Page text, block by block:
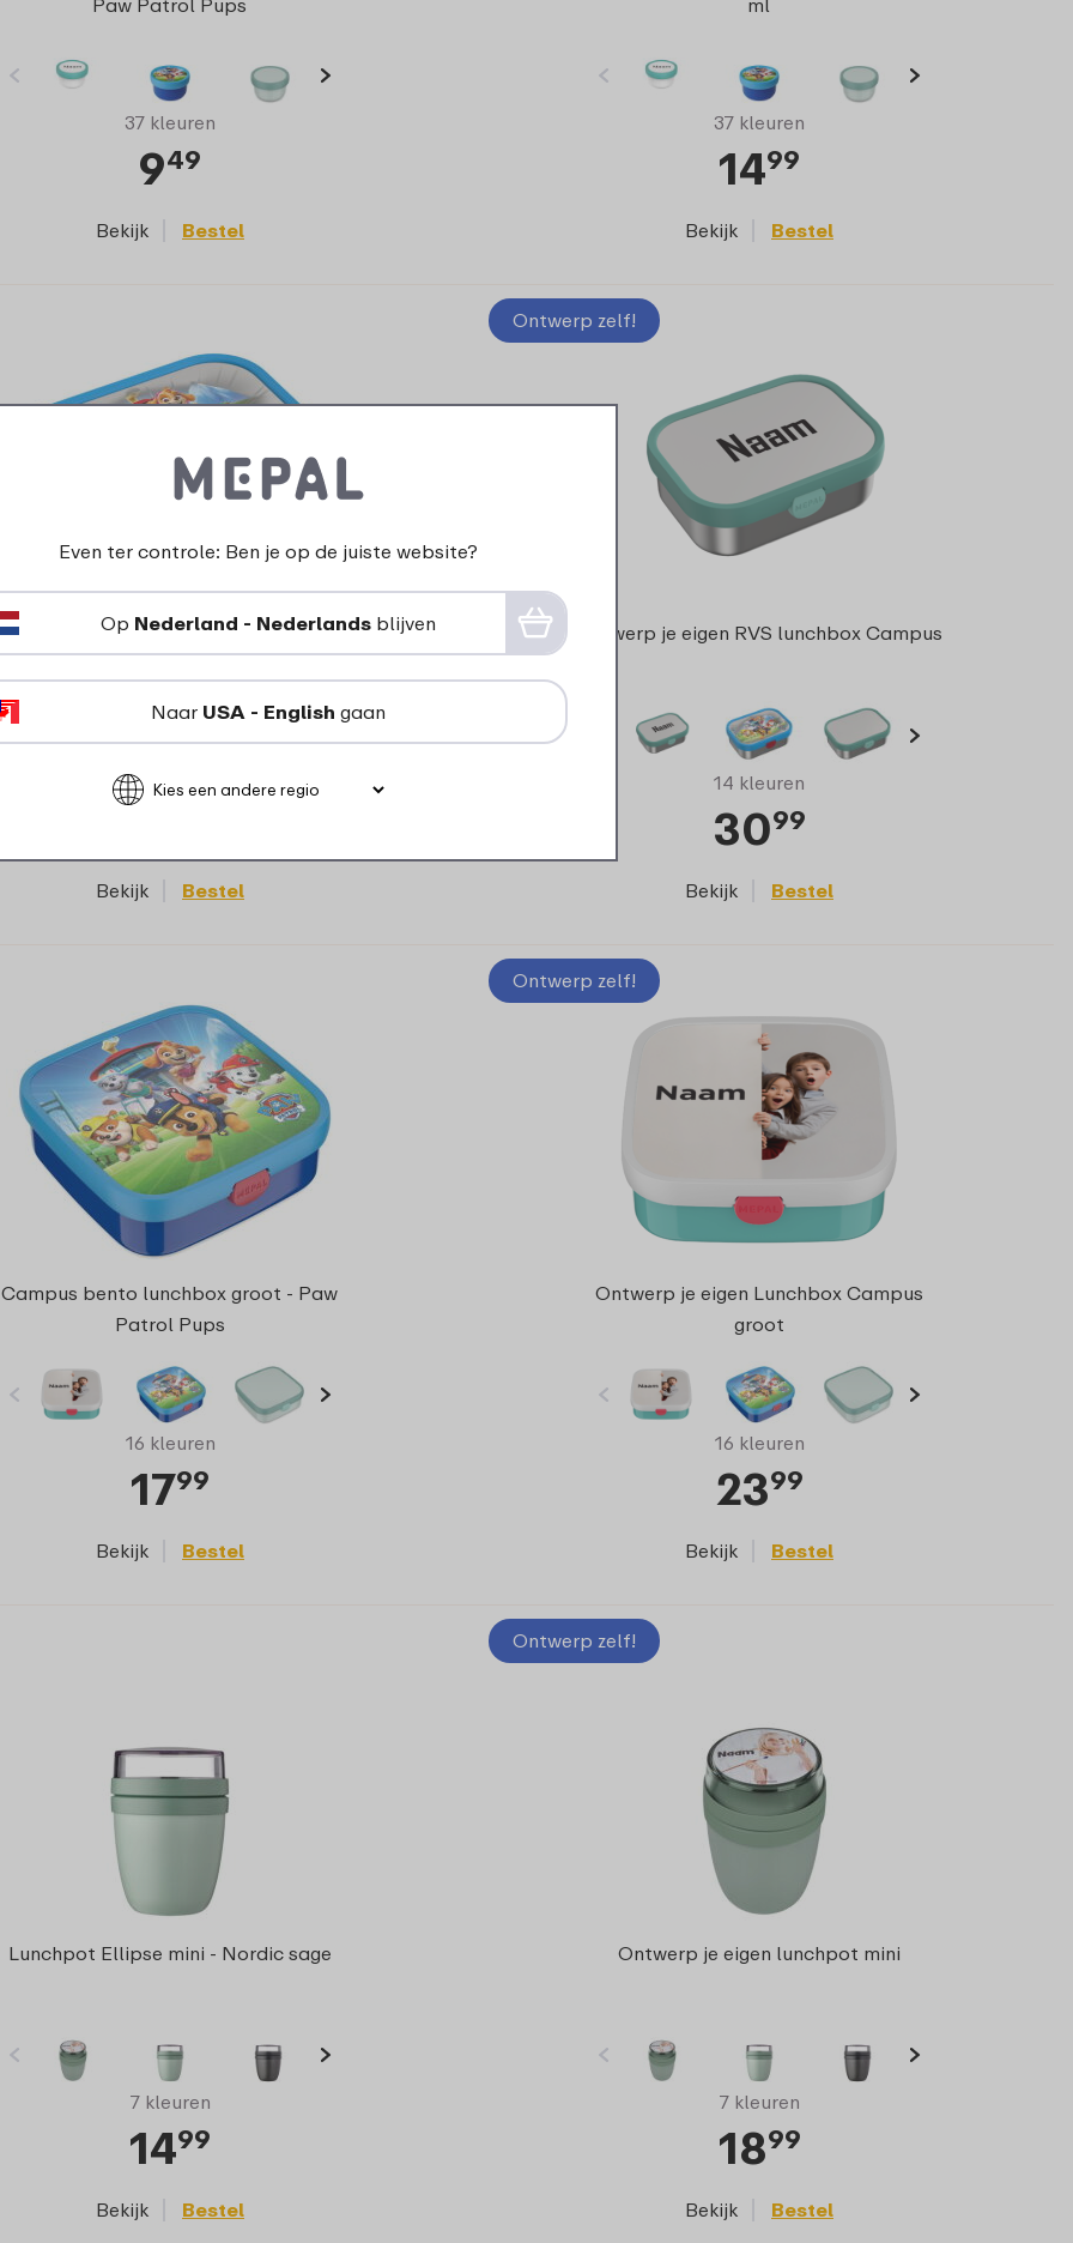
37 kleuren
949
Bekijk Bestel
37 kleuren
1499
Bekijk Bestel
RVS bento lunchbox met vork -
14 kleuren
Bekijk Bestel
Ontwerp zelf!
Ontwerp je eigen RVS lunchbox Campus
14 kleuren
3099
Bekijk Bestel
Campus bento lunchbox groot - Paw
Patrol Pups
16 kleuren
1799
Bekijk Bestel
Ontwerp zelf!
Ontwerp je eigen Lunchbox Campus
groot
16 kleuren
2399
Bekijk Bestel
Lunchpot Ellipse mini - Nordic sage
7 kleuren
1499
Bekijk Bestel
Ontwerp zelf!
Ontwerp je eigen lunchpot mini
7 kleuren
1899
Bekijk Bestel
Even ter controle: Ben je op de juiste website?
Op Nederland - Nederlands blijven
Naar USA - English gaan